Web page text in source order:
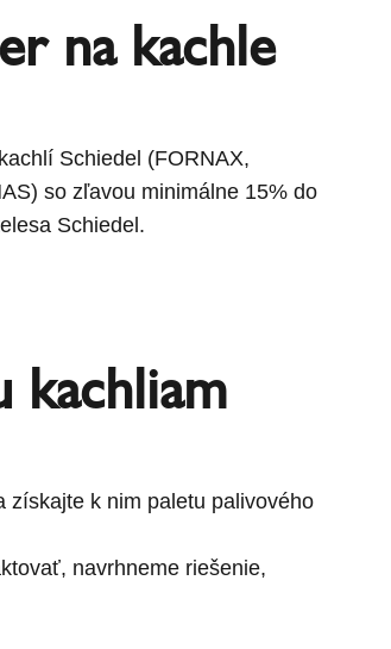
na kachle
Schiedel (FORNAX,
so zľavou minimálne 15% do
Schiedel.
kachliam
získajte k nim paletu palivového
navrhneme riešenie,